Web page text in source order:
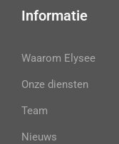
Informatie
Waarom Elysee
Onze diensten
Team
Nieuws